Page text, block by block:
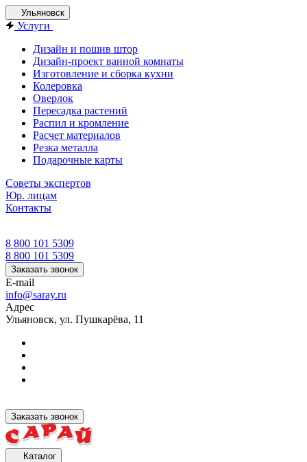
Ульяновск
Услуги
Дизайн и пошив штор
Дизайн-проект ванной комнаты
Изготовление и сборка кухни
Колеровка
Оверлок
Пересадка растений
Распил и кромление
Расчет материалов
Резка металла
Подарочные карты
Советы экспертов
Юр. лицам
Контакты
8 800 101 5309
8 800 101 5309
Заказать звонок
E-mail
info@saray.ru
Адрес
Ульяновск, ул. Пушкарёва, 11
Заказать звонок
Каталог